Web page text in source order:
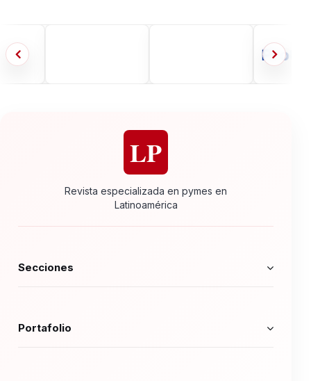
LP
Revista especializada en pymes en
Latinoamérica
Secciones
Portafolio